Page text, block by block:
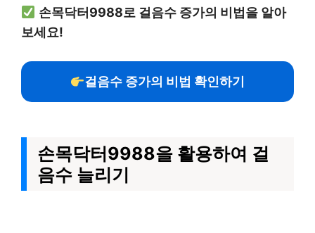
손목닥터9988로 걸음수 증가의 비법을 알아
보세요!
걸음수 증가의 비법 확인하기
손목닥터9988을 활용하여 걸
음수 늘리기